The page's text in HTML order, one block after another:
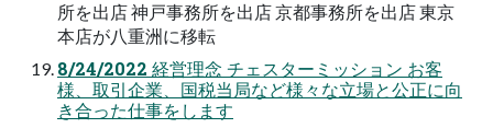
所を出店 神戸事務所を出店 京都事務所を出店 東京
本店が八重洲に移転
8/24/2022 経営理念 チェスターミッション お客
様、取引企業、国税当局など様々な立場と公正に向
き合った仕事をします